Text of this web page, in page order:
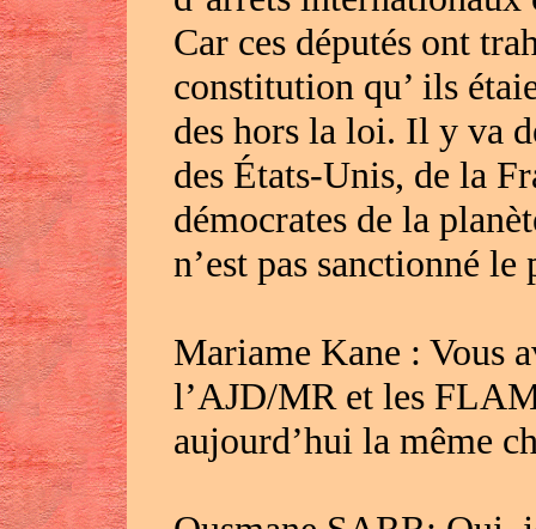
Car ces députés ont
constitution qu’ ils
des hors la loi. Il y va
des États-Unis, de la
démocrates de la
n’est pas sanctionné
Mariame Kane : Vous
l’AJD/MR et les
aujourd’hui la même